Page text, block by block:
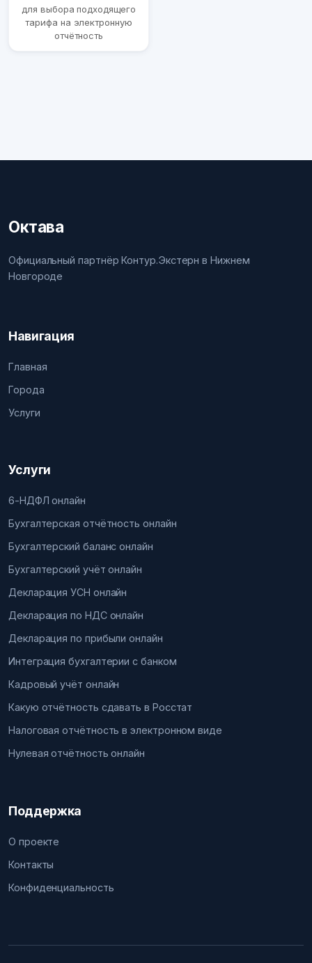
для выбора подходящего
тарифа на электронную
отчётность
Октава
Официальный партнёр Контур.Экстерн в Нижнем
Новгороде
Навигация
Главная
Города
Услуги
Услуги
6-НДФЛ онлайн
Бухгалтерская отчётность онлайн
Бухгалтерский баланс онлайн
Бухгалтерский учёт онлайн
Декларация УСН онлайн
Декларация по НДС онлайн
Декларация по прибыли онлайн
Интеграция бухгалтерии с банком
Кадровый учёт онлайн
Какую отчётность сдавать в Росстат
Налоговая отчётность в электронном виде
Нулевая отчётность онлайн
Поддержка
О проекте
Контакты
Конфиденциальность